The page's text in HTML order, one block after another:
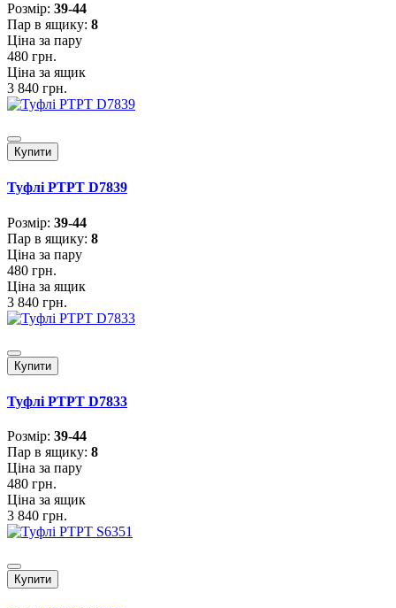
Розмiр: 39-44
Пар в ящику: 8
Ціна за пару
480 грн.
Ціна за ящик
3 840 грн.
Купити
Туфлі PTPT D7839
Розмiр: 39-44
Пар в ящику: 8
Ціна за пару
480 грн.
Ціна за ящик
3 840 грн.
Купити
Туфлі PTPT D7833
Розмiр: 39-44
Пар в ящику: 8
Ціна за пару
480 грн.
Ціна за ящик
3 840 грн.
Купити